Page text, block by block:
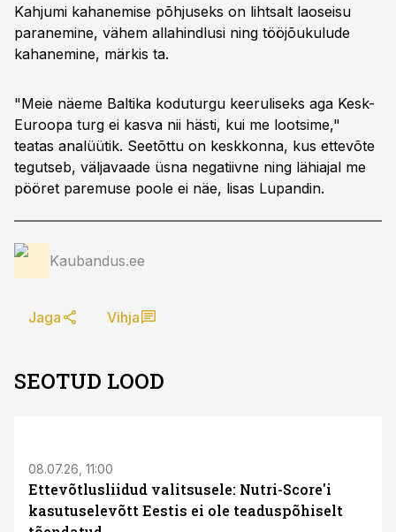
Kahjumi kahanemise põhjuseks on lihtsalt laoseisu
paranemine, vähem allahindlusi ning tööjõukulude
kahanemine, märkis ta.
"Meie näeme Baltika koduturgu keeruliseks aga Kesk-
Euroopa turg ei kasva nii hästi, kui me lootsime,"
teatas analüütik. Seetõttu on keskkonna, kus ettevõte
tegutseb, väljavaade üsna negatiivne ning lähiajal me
pööret paremuse poole ei näe, lisas Lupandin.
Kaubandus.ee
Jaga Vihja
SEOTUD LOOD
08.07.26, 11:00
Ettevõtlusliidud valitsusele: Nutri-Score'i
kasutuselevõtt Eestis ei ole teaduspõhiselt